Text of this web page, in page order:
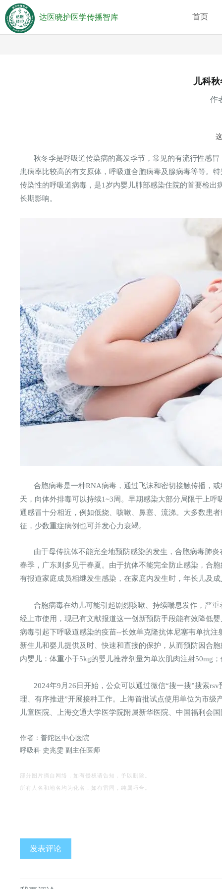
达医晓护医学传播智库 首页
儿科
作
秋冬季是呼吸道传染病的高发季节，常见的有流行性感
患病率比较高的有支原体，呼吸道合胞病毒及腺病毒等等。
传染性的呼吸道病毒，是1岁内婴儿肺部感染住院的首要检
长期影响。
合胞病毒是一种RNA病毒，通过飞沫和密切接触传播，
天，向体外排毒可以持续1~3周。早期感染大部分局限于上
通感冒十分相近，例如低烧、咳嗽、鼻塞、流涕。大多数患
征，少数重症病例也可并发心力衰竭。
由于母传抗体不能完全地预防感染的发生，合胞病毒肺
春季，广东则多见于春夏。由于抗体不能完全防止感染，合
有报道家庭成员相继发生感染，在家庭内发生时，年长儿及成
合胞病毒在幼儿可能引起剧烈咳嗽、持续喘息发作，严
经上市使用，现已有文献报道这一创新预防手段能有效降低
病毒引起下呼吸道感染的疫苗--长效单克隆抗体尼塞韦单抗
新生儿和婴儿提供及时、快速和直接的保护，从而预防因合
内婴儿：体重小于5kg的婴儿推荐剂量为单次肌肉注射50mg
2024年9月26日开始，公众可以通过微信“搜一搜”搜索
理、有序推进”开展接种工作。上海首批试点使用单位为市
儿童医院、上海交通大学医学院附属新华医院、中国福利会
作者：普陀区中心医院
呼吸科 史兆雯 副主任医师
部分图片摘自网络，如有侵权请告知，予以删除。
所有人名和地名均为化名，如有雷同，纯属巧合。
发表评论